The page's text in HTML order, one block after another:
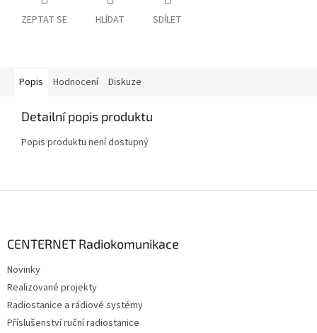
ZEPTAT SE HLÍDAT SDÍLET
Popis Hodnocení Diskuze
Detailní popis produktu
Popis produktu není dostupný
CENTERNET Radiokomunikace
Novinky
Realizované projekty
Radiostanice a rádiové systémy
Příslušenství ruční radiostanice